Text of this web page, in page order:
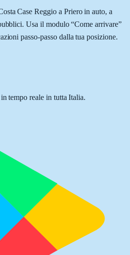
Case Reggio a Priero in auto, a
Usa il modulo “Come arrivare”
passo-passo dalla tua posizione.
tempo reale in tutta Italia.